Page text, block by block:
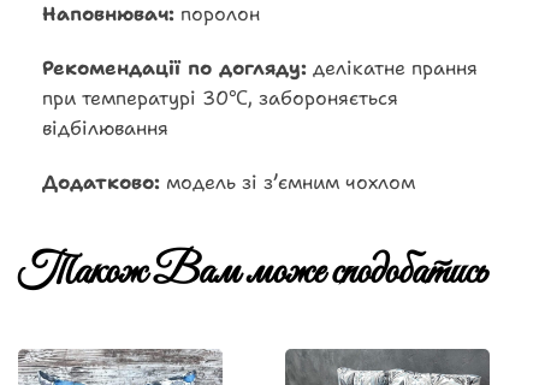
Наповнювач: поролон
Рекомендації по догляду: делікатне прання
при температурі 30℃, забороняється
відбілювання
Додатково: модель зі з’ємним чохлом
Також Вам може сподобатись